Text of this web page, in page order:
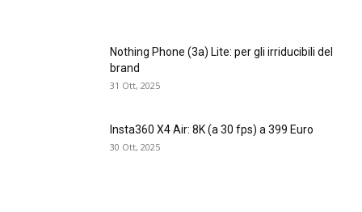
Nothing Phone (3a) Lite: per gli irriducibili del
brand
31 Ott, 2025
Insta360 X4 Air: 8K (a 30 fps) a 399 Euro
30 Ott, 2025